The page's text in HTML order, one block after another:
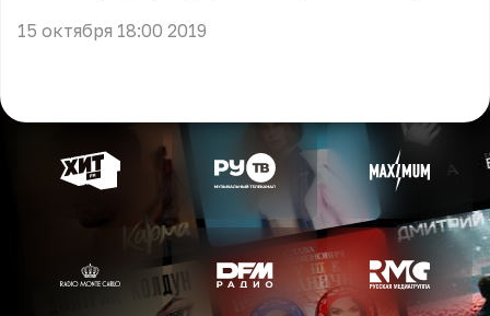
15 октября 18:00 2019